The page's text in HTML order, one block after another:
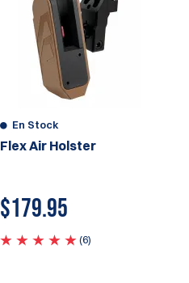
En Stock
Flex Air Holster
$179.95
(6)